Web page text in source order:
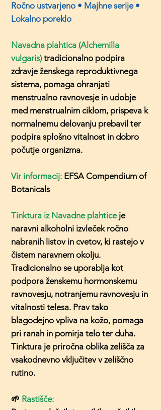
Ročno ustvarjeno • Majhne serije •
Lokalno poreklo
Navadna plahtica (Alchemilla
vulgaris) tradicionalno podpira
zdravje ženskega reproduktivnega
sistema, pomaga ohranjati
menstrualno ravnovesje in udobje
med menstrualnim ciklom, prispeva k
normalnemu delovanju prebavil ter
podpira splošno vitalnost in dobro
počutje organizma.
Vir informacij: EFSA Compendium of
Botanicals
Tinktura iz Navadne plahticeje
naravni alkoholni izvleček ročno
nabranih listov in cvetov, ki rastejo v
čistem naravnem okolju.
Tradicionalno se uporablja kot
podpora ženskemu hormonskemu
ravnovesju, notranjemu ravnovesju in
vitalnosti telesa. Prav tako
blagodejno vpliva na kožo, pomaga
pri ranah in pomirja telo ter duha.
Tinktura je priročna oblika zelišča za
vsakodnevno vključitev v zeliščno
rutino.
🌱 Rastišče: